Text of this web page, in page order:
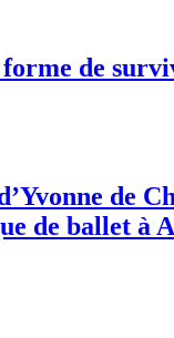
de
de
de ballet à